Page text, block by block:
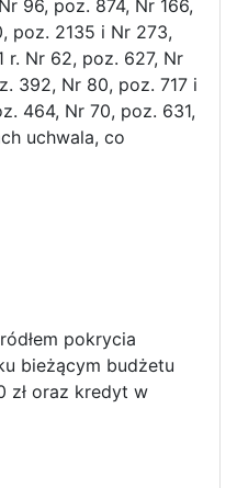
96, poz. 874, Nr 166,
poz. 2135 i Nr 273,
Nr 62, poz. 627, Nr
392, Nr 80, poz. 717 i
464, Nr 70, poz. 631,
uchwala, co
pokrycia
bieżącym budżetu
zł oraz kredyt w